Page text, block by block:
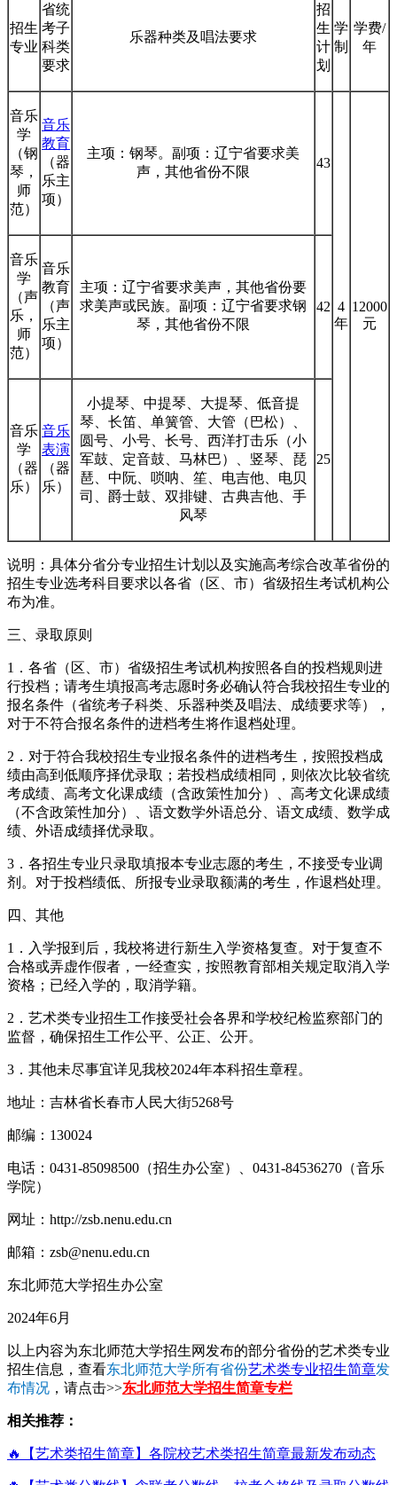
招生
专业
省统
考子
科类
要求
乐器种类及唱法要求
招
生
计
划
学
制
学费/
年
音乐
学
（钢
琴，
师
范）
音乐
教育
（器
乐主
项）
主项：钢琴。副项：辽宁省要求美
声，其他省份不限
43
4
年
12000
元
音乐
学
（声
乐，
师
范）
音乐
教育
（声
乐主
项）
主项：辽宁省要求美声，其他省份要
求美声或民族。副项：辽宁省要求钢
琴，其他省份不限
42
音乐
学
（器
乐）
音乐
表演
（器
乐）
小提琴、中提琴、大提琴、低音提
琴、长笛、单簧管、大管（巴松）、
圆号、小号、长号、西洋打击乐（小
军鼓、定音鼓、马林巴）、竖琴、琵
琶、中阮、唢呐、笙、电吉他、电贝
司、爵士鼓、双排键、古典吉他、手
风琴
25
说明：具体分省分专业招生计划以及实施高考综合改革省份的
招生专业选考科目要求以各省（区、市）省级招生考试机构公
布为准。
三、录取原则
1．各省（区、市）省级招生考试机构按照各自的投档规则进
行投档；请考生填报高考志愿时务必确认符合我校招生专业的
报名条件（省统考子科类、乐器种类及唱法、成绩要求等），
对于不符合报名条件的进档考生将作退档处理。
2．对于符合我校招生专业报名条件的进档考生，按照投档成
绩由高到低顺序择优录取；若投档成绩相同，则依次比较省统
考成绩、高考文化课成绩（含政策性加分）、高考文化课成绩
（不含政策性加分）、语文数学外语总分、语文成绩、数学成
绩、外语成绩择优录取。
3．各招生专业只录取填报本专业志愿的考生，不接受专业调
剂。对于投档绩低、所报专业录取额满的考生，作退档处理。
四、其他
1．入学报到后，我校将进行新生入学资格复查。对于复查不
合格或弄虚作假者，一经查实，按照教育部相关规定取消入学
资格；已经入学的，取消学籍。
2．艺术类专业招生工作接受社会各界和学校纪检监察部门的
监督，确保招生工作公平、公正、公开。
3．其他未尽事宜详见我校2024年本科招生章程。
地址：吉林省长春市人民大街5268号
邮编：130024
电话：0431-85098500（招生办公室）、0431-84536270（音乐
学院）
网址：http://zsb.nenu.edu.cn
邮箱：zsb@nenu.edu.cn
东北师范大学招生办公室
2024年6月
以上内容为东北师范大学招生网发布的部分省份的艺术类专业
招生信息，查看东北师范大学所有省份艺术类专业招生简章发
布情况 ，请点击>>东北师范大学招生简章专栏
相关推荐：
🔥【艺术类招生简章】各院校艺术类招生简章最新发布动态